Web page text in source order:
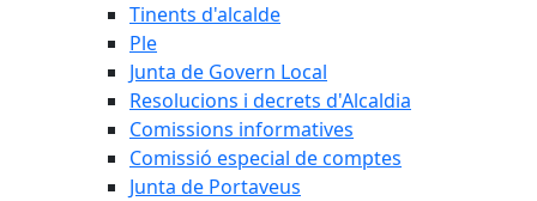
Tinents d'alcalde
Ple
Junta de Govern Local
Resolucions i decrets d'Alcaldia
Comissions informatives
Comissió especial de comptes
Junta de Portaveus